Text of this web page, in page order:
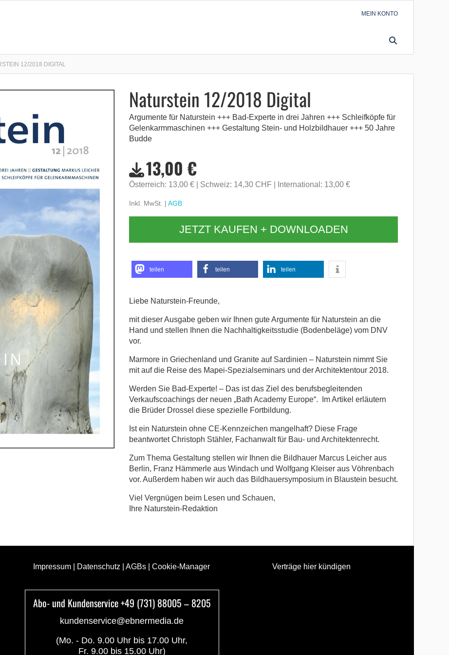
MEIN KONTO
12/2018 DIGITAL
Naturstein 12/2018 Digital
Argumente für Naturstein +++ Bad-Experte in drei Jahren +++ Schleifköpfe für
Gelenkarmmaschinen +++ Gestaltung Stein- und Holzbildhauer +++ 50 Jahre
Budde
13,00 €
Österreich: 13,00 € Schweiz: 14,30 CHF International: 13,00 €
Inkl. MwSt. | AGB
JETZT KAUFEN + DOWNLOADEN
teilen teilen teilen
Liebe Naturstein-Freunde,
mit dieser Ausgabe geben wir Ihnen gute Argumente für Naturstein an die
Hand und stellen Ihnen die Nachhaltigkeitsstudie (Bodenbeläge) vom DNV
vor.
Marmore in Griechenland und Granite auf Sardinien – Naturstein nimmt Sie
mit auf die Reise des Mapei-Spezialseminars und der Architektentour 2018.
Werden Sie Bad-Experte! – Das ist das Ziel des berufsbegleitenden
Verkaufscoachings der neuen „Bath Academy Europe“. Im Artikel erläutern
die Brüder Drossel diese spezielle Fortbildung.
Ist ein Naturstein ohne CE-Kennzeichen mangelhaft? Diese Frage
beantwortet Christoph Stähler, Fachanwalt für Bau- und Architektenrecht.
Zum Thema Gestaltung stellen wir Ihnen die Bildhauer Marcus Leicher aus
Berlin, Franz Hämmerle aus Windach und Wolfgang Kleiser aus Vöhrenbach
vor. Außerdem haben wir auch das Bildhauersymposium in Blaustein besucht.
Viel Vergnügen beim Lesen und Schauen,
Ihre Naturstein-Redaktion
Impressum Datenschutz |AGBs |Cookie-Manager Verträge hier kündigen
Abo- und Kundenservice +49 (731) 88005 – 8205
kundenservice@ebnermedia.de
(Mo. - Do. 9.00 Uhr bis 17.00 Uhr,
Fr. 9.00 bis 15.00 Uhr)